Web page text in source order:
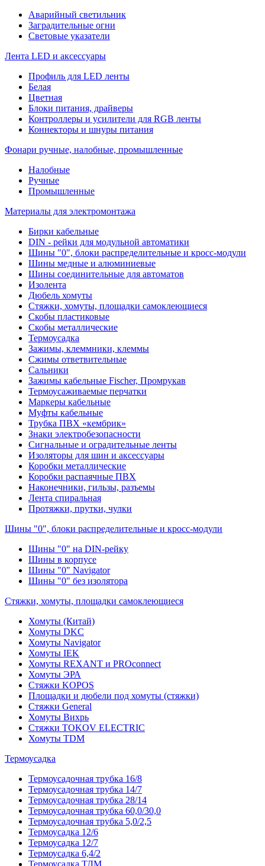
Аварийный светильник
Заградительные огни
Световые указатели
Лента LED и аксессуары
Профиль для LED ленты
Белая
Цветная
Блоки питания, драйверы
Контроллеры и усилители для RGB ленты
Коннекторы и шнуры питания
Фонари ручные, налобные, промышленные
Налобные
Ручные
Промышленные
Материалы для электромонтажа
Бирки кабельные
DIN - рейки для модульной автоматики
Шины "0", блоки распределительные и кросс-модули
Шины медные и алюминиевые
Шины соединительные для автоматов
Изолента
Дюбель хомуты
Стяжки, хомуты, площадки самоклеющиеся
Скобы пластиковые
Скобы металлические
Термоусадка
Зажимы, клеммники, клеммы
Сжимы ответвительные
Сальники
Зажимы кабельные Fischer, Промрукав
Термоусаживаемые перчатки
Маркеры кабельные
Муфты кабельные
Трубка ПВХ «кембрик»
Знаки электробезопасности
Сигнальные и оградительные ленты
Изоляторы для шин и аксессуары
Коробки металлические
Коробки распаячные ПВХ
Наконечники, гильзы, разъемы
Лента спиральная
Протяжки, прутки, чулки
Шины "0", блоки распределительные и кросс-модули
Шины "0" на DIN-рейку
Шины в корпусе
Шины "0" Navigator
Шины "0" без изолятора
Стяжки, хомуты, площадки самоклеющиеся
Хомуты (Китай)
Хомуты DKC
Хомуты Navigator
Хомуты IEK
Хомуты REXANT и PROconnect
Хомуты ЭРА
Стяжки KOPOS
Площадки и дюбели под хомуты (стяжки)
Стяжки General
Хомуты Вихрь
Стяжки TOKOV ELECTRIC
Хомуты TDM
Термоусадка
Термоусадочная трубка 16/8
Термоусадочная трубка 14/7
Термоусадочная трубка 28/14
Термоусадочная трубка 60,0/30,0
Термоусадочная трубка 5,0/2,5
Термоусадка 12/6
Термоусадка 12/7
Термоусадка 6,4/2
Термоусадка ТДМ